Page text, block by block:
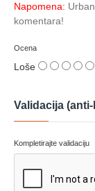
Napomena:
komentara!
Ocena
Loše
Validacija
Kompletirajte validaciju